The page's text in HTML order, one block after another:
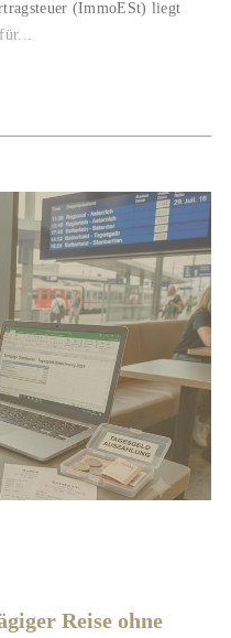
(ImmoESt) liegt
Reise ohne